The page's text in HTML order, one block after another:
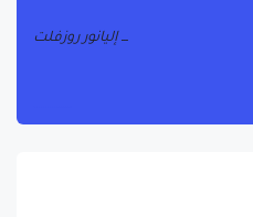
إليانور روزفلت